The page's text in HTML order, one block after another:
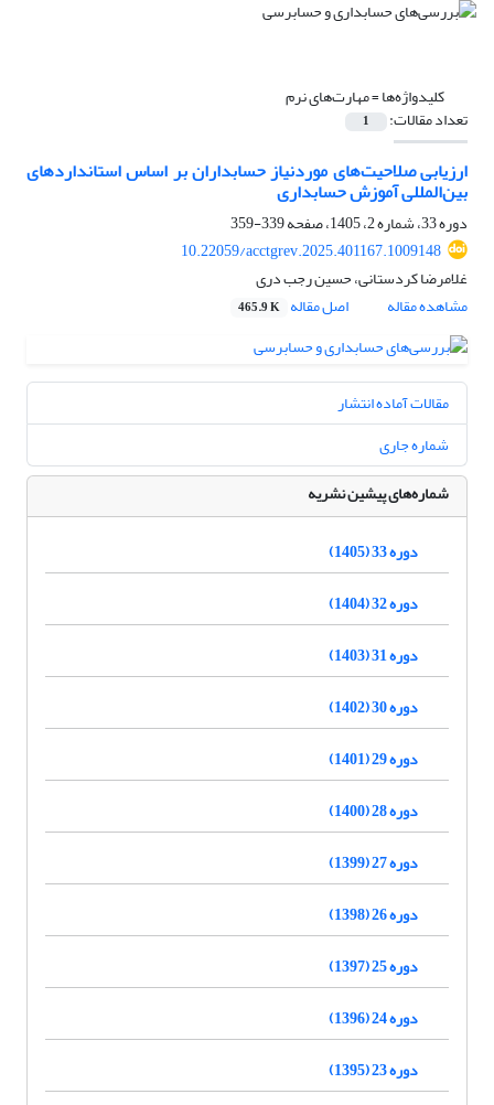
کلیدواژه‌ها =مهارت‌های نرم
تعداد مقالات: 1
ارزیابی صلاحیت‌‌های موردنیاز حسابداران بر اساس استانداردهای
بین‌‌المللی آموزش حسابداری
دوره 33، شماره 2، 1405، صفحه
339-359
10.22059/acctgrev.2025.401167.1009148
غلامرضا کردستانی، حسین رجب دری
مشاهده مقاله
اصل مقاله 465.9 K
مقالات آماده انتشار
شماره جاری
شماره‌های پیشین نشریه
دوره 33 (1405)
دوره 32 (1404)
دوره 31 (1403)
دوره 30 (1402)
دوره 29 (1401)
دوره 28 (1400)
دوره 27 (1399)
دوره 26 (1398)
دوره 25 (1397)
دوره 24 (1396)
دوره 23 (1395)